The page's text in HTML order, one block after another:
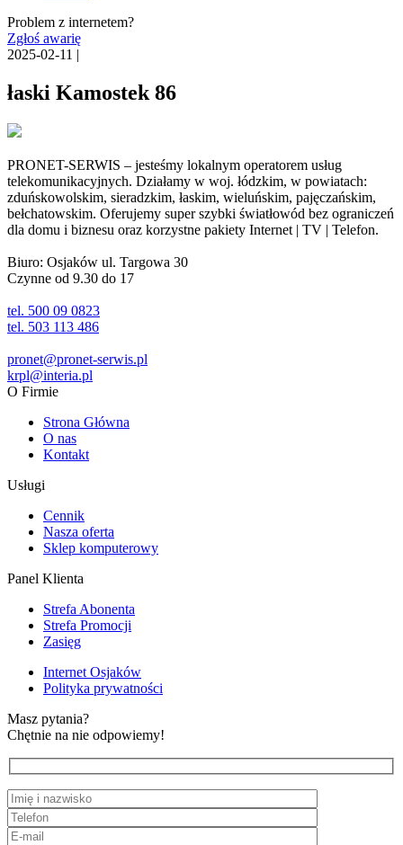
Problem z internetem?
Zgłoś awarię
2025-02-11 |
łaski Kamostek 86
PRONET-SERWIS – jesteśmy lokalnym operatorem usług
telekomunikacyjnych. Działamy w woj. łódzkim, w powiatach:
zduńskowolskim, sieradzkim, łaskim, wieluńskim, pajęczańskim,
bełchatowskim. Oferujemy super szybki światłowód bez ograniczeń
dla domu i biznesu oraz korzystne pakiety Internet | TV | Telefon.
Biuro: Osjaków ul. Targowa 30
Czynne od 9.30 do 17
tel. 500 09 0823
tel. 503 113 486
pronet@pronet-serwis.pl
krpl@interia.pl
O Firmie
Strona Główna
O nas
Kontakt
Usługi
Cennik
Nasza oferta
Sklep komputerowy
Panel Klienta
Strefa Abonenta
Strefa Promocji
Zasięg
Internet Osjaków
Polityka prywatności
Masz pytania?
Chętnie na nie odpowiemy!